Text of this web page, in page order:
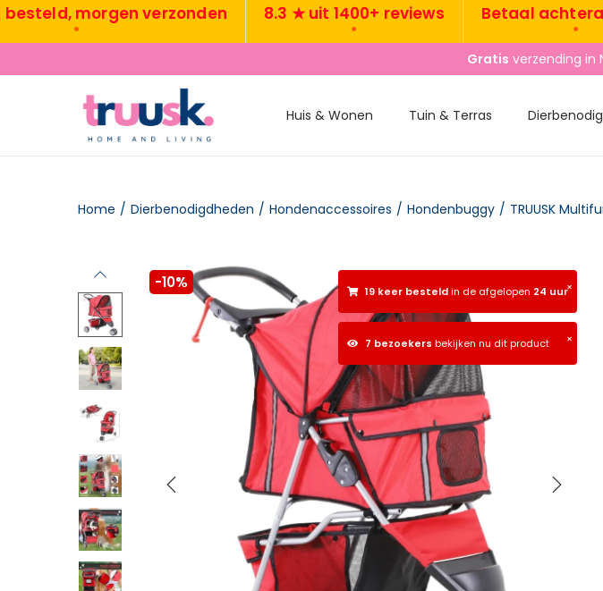
morgen verzonden 8.3 ★ uit 1400+ reviews Betaal achteraf of
Gratis verzending in
Huis & Wonen Tuin & Terras
Home / Dierbenodigdheden / Hondenaccessoires / Hondenbuggy /
×
19 keer besteldin de afgelopen 24 uur
×
7 bezoekers bekijken nu dit product
-10%